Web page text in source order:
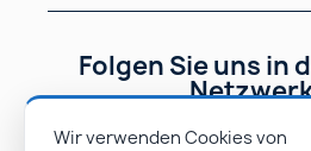
Folgen Sie uns in
Wir verwenden Cookies von